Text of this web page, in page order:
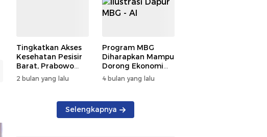
Tingkatkan Akses
Kesehatan Pesisir
Barat, Prabowo
Resmikan RSUD KH
Muhammad Thohir
2 bulan yang lalu
Program MBG
Diharapkan Mampu
Dorong Ekonomi
Daerah, DPRD
Lampung Tekankan
Produk Lokal
4 bulan yang lalu
Selengkapnya